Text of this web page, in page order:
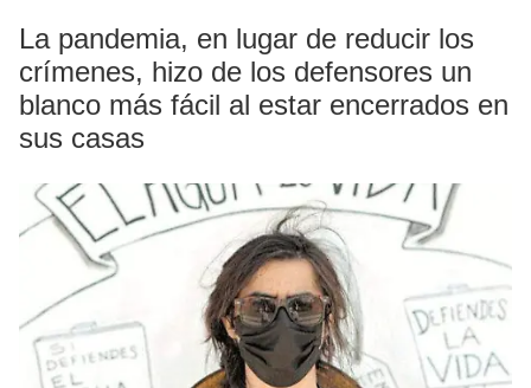
La pandemia, en lugar de reducir los
crímenes, hizo de los defensores un
blanco más fácil al estar encerrados en
sus casas